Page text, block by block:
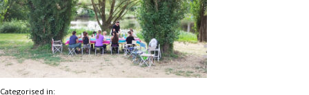
Categorised in: